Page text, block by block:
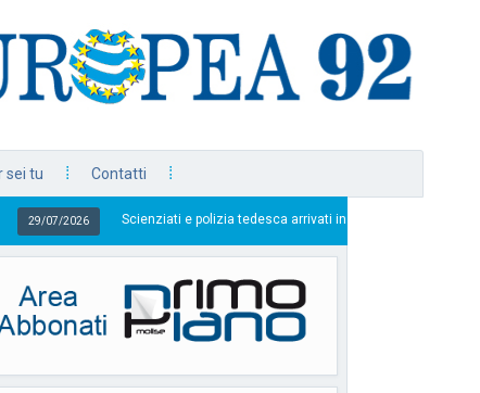
sei tu Contatti
Scienziati e polizia tedesca arrivati in città, domani il sopralluogo